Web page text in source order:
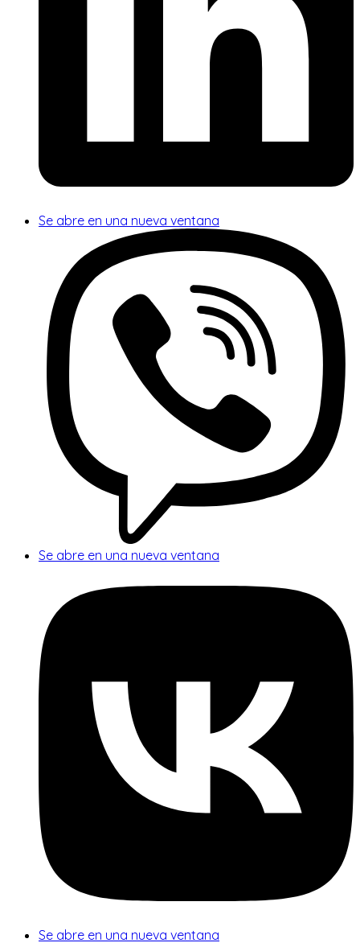
Se abre en una nueva ventana
Se abre en una nueva ventana
Se abre en una nueva ventana